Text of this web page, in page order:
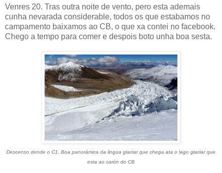
Venres 20. Tras outra noite de vento, pero esta ademais
cunha nevarada considerable, todos os que estabamos no
campamento baixamos ao CB, o que xa contei no facebook.
Chego a tempo para comer e despois boto unha boa sesta.
Descenso dende o C1. Boa panorámica da lingua glaciar que chega ata o lago glaciar que
esta ao carón do CB